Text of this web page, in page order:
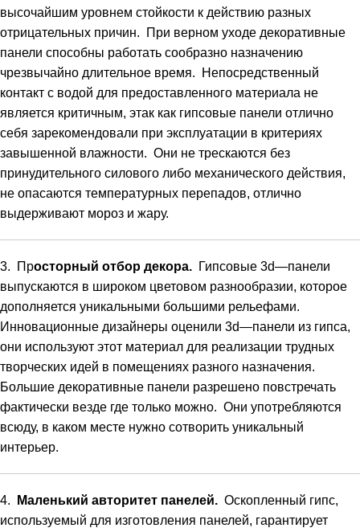
высочайшим уровнем стойкости к действию разных
отрицательных причин. При верном уходе декоративные
панели способны работать сообразно назначению
чрезвычайно длительное время.
Непосредственный
контакт с водой для предоставленного материала не
является критичным, этак как гипсовые панели отлично
себя зарекомендовали при эксплуатации в критериях
завышенной влажности. Они не трескаются без
принудительного силового либо механического действия,
не опасаются температурных перепадов, отлично
выдерживают мороз и жару.
3. Просторный отбор декора. Гипсовые 3d—панели
выпускаются в широком цветовом разнообразии, которое
дополняется уникальными большими рельефами.
Инновационные дизайнеры оценили 3d—панели из гипса,
они используют этот материал для реализации трудных
творческих идей в помещениях разного назначения.
Большие декоративные панели разрешено повстречать
фактически везде где только можно. Они употребляются
всюду, в каком месте нужно сотворить уникальный
интерьер.
4. Маленький авторитет панелей. Оскопленный гипс,
используемый для изготовления панелей, гарантирует